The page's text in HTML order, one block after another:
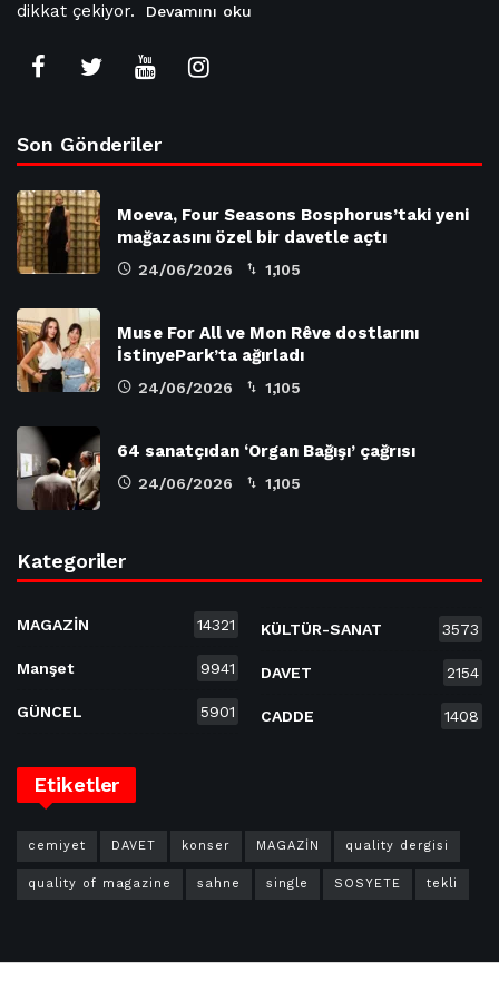
dikkat çekiyor.
Devamını oku
Son Gönderiler
Moeva, Four Seasons Bosphorus’taki yeni
mağazasını özel bir davetle açtı
24/06/2026 1,105
Muse For All ve Mon Rêve dostlarını
İstinyePark’ta ağırladı
24/06/2026 1,105
64 sanatçıdan ‘Organ Bağışı’ çağrısı
24/06/2026 1,105
Kategoriler
MAGAZİN 14321
Manşet 9941
GÜNCEL 5901
KÜLTÜR-SANAT 3573
DAVET 2154
CADDE 1408
Etiketler
cemiyet DAVET konser MAGAZİN quality dergisi
quality of magazine sahne single SOSYETE tekli